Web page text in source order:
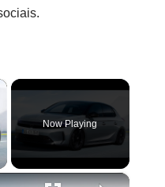
Now Playing
×